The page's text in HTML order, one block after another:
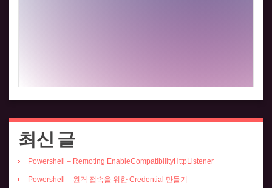
최신 글
Powershell – Remoting EnableCompatibilityHttpListener
Powershell – 원격 접속을 위한 Credential 만들기